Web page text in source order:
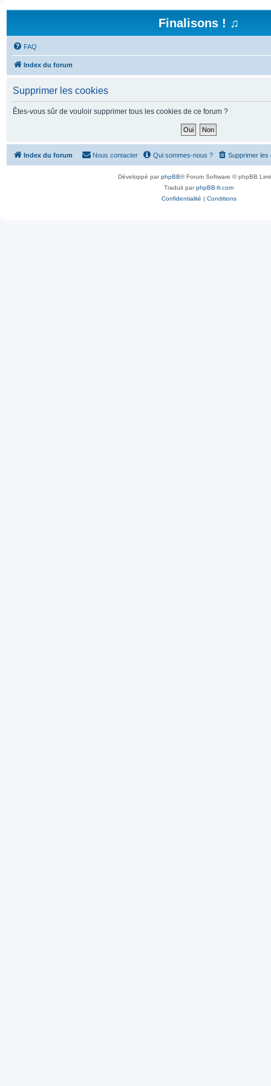
Finalisons ! ♫
FAQ
Index du forum
Supprimer les cookies
Êtes-vous sûr de vouloir supprimer tous les cookies de ce forum ?
Index du forum Supprimer les
Qui sommes-nous ?
Nous contacter
Développé parphpBB® Forum Software © phpBB
Traduit parphpBB-fr.com
Confidentialité | Conditions